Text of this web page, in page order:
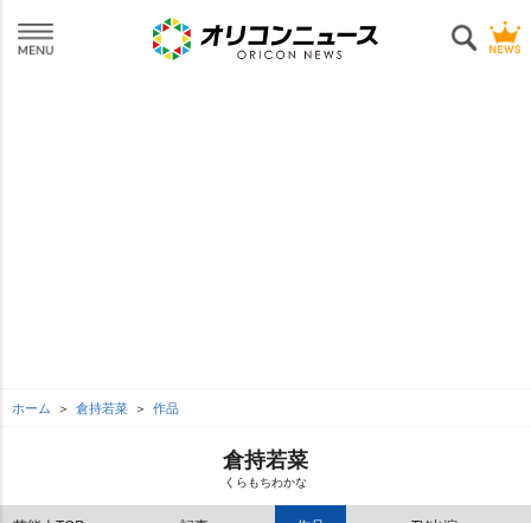
ホーム 倉持若菜 作品
倉持若菜
くらもちわかな